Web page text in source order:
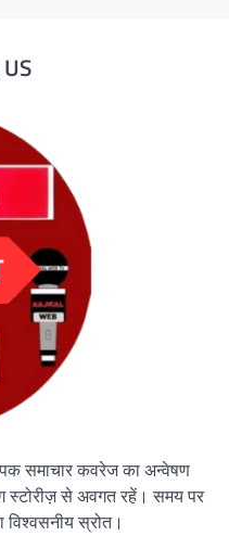
समाचार कवरेज का अन्वेषण
स्टोरीज़ से अवगत रहें। समय पर
स्रोत।